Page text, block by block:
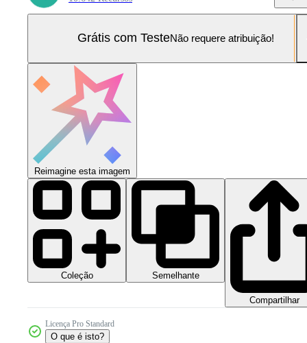
Grátis com TesteNão requere atribuição!
Reimagine esta imagem
Coleção Semelhante
Compartilhar
Licença Pro Standard
O que é isto?